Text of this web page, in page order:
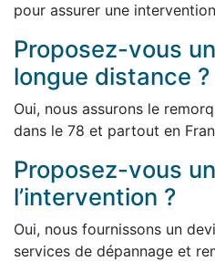
pour assurer une
Proposez-vous
longue distance ?
Oui, nous assurons le
dans le 78 et partout en
Proposez-vous
l’intervention ?
Oui, nous fournissons un
services de dépannage et